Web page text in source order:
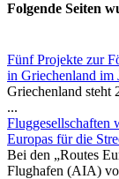
Folgende Seiten
Fünf Projekte zur
in Griechenland im
Griechenland steht
...
Fluggesellschaften
Europas für die
Bei den „Routes
Flughafen (AIA)